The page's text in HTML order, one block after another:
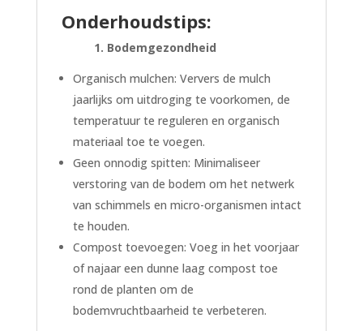
Onderhoudstips:
1. Bodemgezondheid
Organisch mulchen: Ververs de mulch
jaarlijks om uitdroging te voorkomen, de
temperatuur te reguleren en organisch
materiaal toe te voegen.
Geen onnodig spitten: Minimaliseer
verstoring van de bodem om het netwerk
van schimmels en micro-organismen intact
te houden.
Compost toevoegen: Voeg in het voorjaar
of najaar een dunne laag compost toe
rond de planten om de
bodemvruchtbaarheid te verbeteren.